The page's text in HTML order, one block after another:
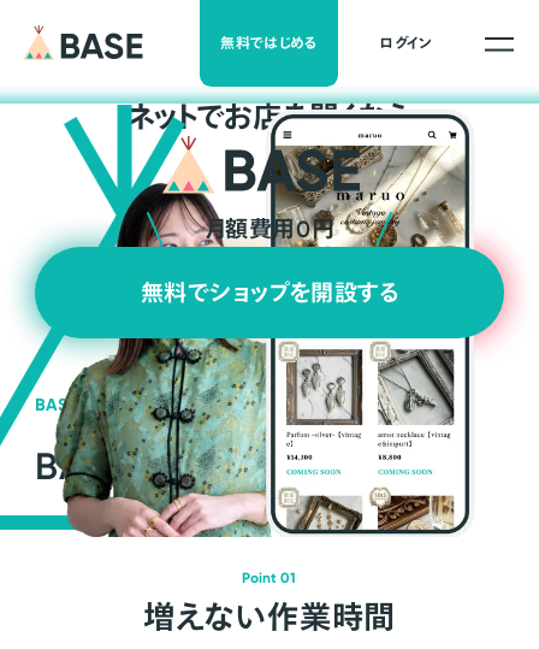
無料ではじめる ログイン
ネットでお店を開くなら
月額費用0円
無料でショップを開設する
BASEの強み
BASEが強い3つの理由
Point 01
増えない作業時間